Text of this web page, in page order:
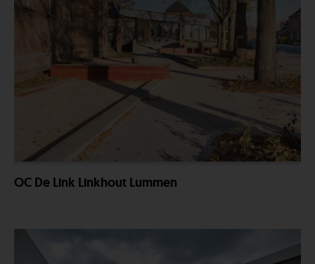
OC De Link Linkhout Lummen